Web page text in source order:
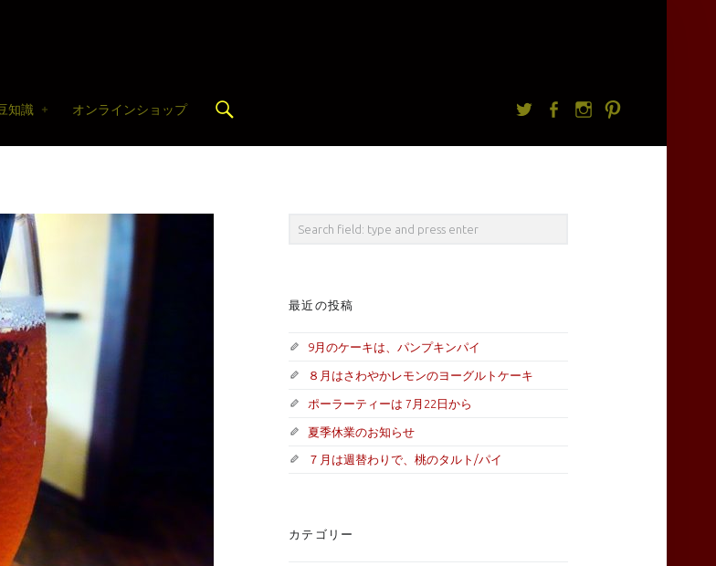
知識 オンラインショップ Twitterfacebook
Instagram
Pintrest
最近の投稿
9月のケーキは、パンプキンパイ
８月はさわやかレモンのヨーグルトケーキ
ポーラーティーは 7月22日から
夏季休業のお知らせ
７月は週替わりで、桃のタルト/パイ
カテゴリー